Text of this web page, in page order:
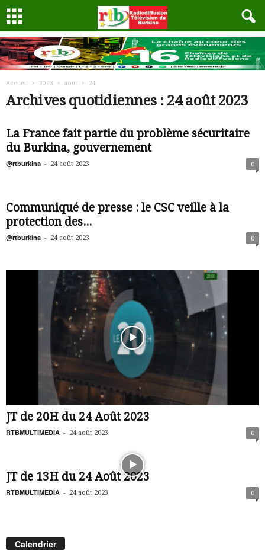
Accueil 2023 août 24
Archives quotidiennes : 24 août 2023
La France fait partie du problème sécuritaire
du Burkina, gouvernement
@rtburkina - 24 août 2023 0
Communiqué de presse : le CSC veille à la
protection des...
@rtburkina - 24 août 2023 0
JT de 20H du 24 Août 2023
RTBMULTIMEDIA - 24 août 2023 0
JT de 13H du 24 Août 2023
RTBMULTIMEDIA - 24 août 2023 0
Calendrier